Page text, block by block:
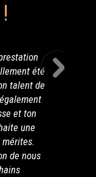
été
talent de
et ton
une
de nous